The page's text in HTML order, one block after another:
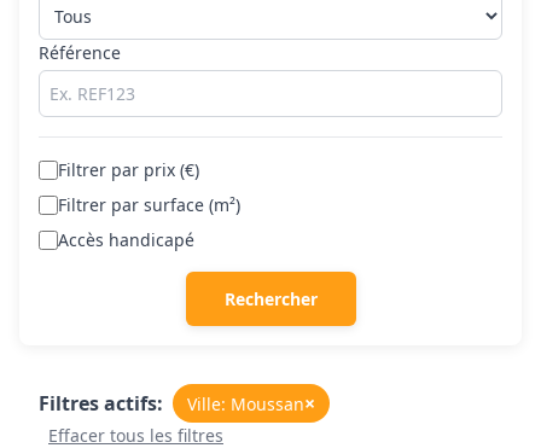
Référence
Filtrer par prix (€)
Filtrer par surface (m²)
Accès handicapé
Rechercher
Filtres actifs: Ville: Moussan×
Effacer tous les filtres